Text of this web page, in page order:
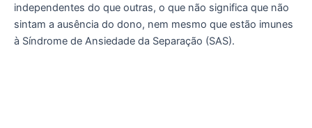
independentes do que outras, o que não significa que não
sintam a ausência do dono, nem mesmo que estão imunes
à Síndrome de Ansiedade da Separação (SAS).